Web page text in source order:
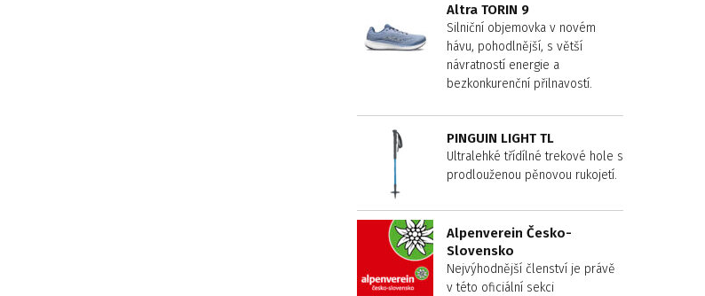
Altra TORIN 9
Silniční objemovka v novém
hávu, pohodlnější, s větší
návratností energie a
bezkonkurenční přilnavostí.
PINGUIN LIGHT TL
Ultralehké třídílné trekové hole s
prodlouženou pěnovou rukojetí.
Alpenverein Česko-
Slovensko
Nejvýhodnější členství je právě
v této oficiální sekci